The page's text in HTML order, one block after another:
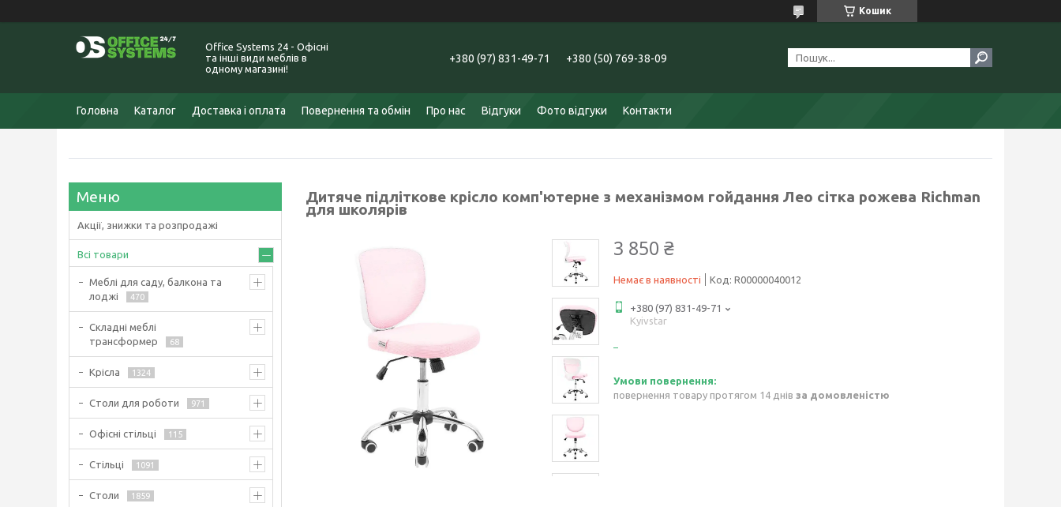
Кошик
Office Systems 24 - Офісні
та інші види меблів в
одному магазині!
+380 (97) 831-49-71 +380 (50) 769-38-09
Головна Каталог Доставка і оплата Повернення та обмін Про нас Відгуки Фото відгуки Контакти
Дитяче підліткове крісло комп'ютерне з механізмом гойдання Лео сітка рожева Richman
для школярів
3 850 ₴
Немає в наявності Код: R00000040012
+380 (97) 831-49-71
Kyivstar
повернення товару протягом 14 днів за домовленістю
Акції, знижки та розпродажі
Всі товари
Меблі для саду, балкона та
лоджі
470
Складні меблі
трансформер
68
Крісла 1324
Столи для роботи 971
Офісні стільці 115
Стільці 1091
Столи 1859